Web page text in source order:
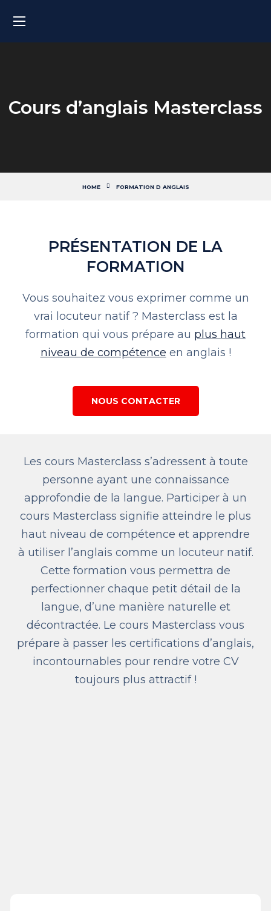
Cours d’anglais Masterclass
HOME FORMATION D ANGLAIS
PRÉSENTATION DE LA
FORMATION
Vous souhaitez vous exprimer comme un
vrai locuteur natif ? Masterclass est la
formation qui vous prépare au plus haut
niveau de compétence en anglais !
NOUS CONTACTER
Les cours Masterclass s’adressent à toute
personne ayant une connaissance
approfondie de la langue. Participer à un
cours Masterclass signifie atteindre le plus
haut niveau de compétence et apprendre
à utiliser l’anglais comme un locuteur natif.
Cette formation vous permettra de
perfectionner chaque petit détail de la
langue, d’une manière naturelle et
décontractée. Le cours Masterclass vous
prépare à passer les certifications d’anglais,
incontournables pour rendre votre CV
toujours plus attractif !